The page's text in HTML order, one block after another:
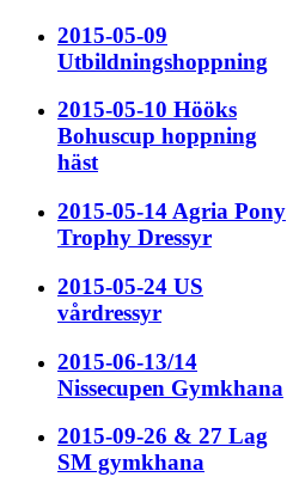
2015-05-09
Utbildningshoppning
2015-05-10 Hööks
Bohuscup hoppning
häst
2015-05-14 Agria Pony
Trophy Dressyr
2015-05-24 US
vårdressyr
2015-06-13/14
Nissecupen Gymkhana
2015-09-26 & 27 Lag
SM gymkhana